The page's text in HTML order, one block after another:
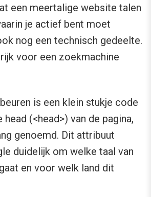
een meertalige website talen
je actief bent moet
nog een technisch gedeelte.
voor een zoekmachine
is een klein stukje code
(<head>) van de pagina,
genoemd. Dit attribuut
duidelijk om welke taal van
en voor welk land dit